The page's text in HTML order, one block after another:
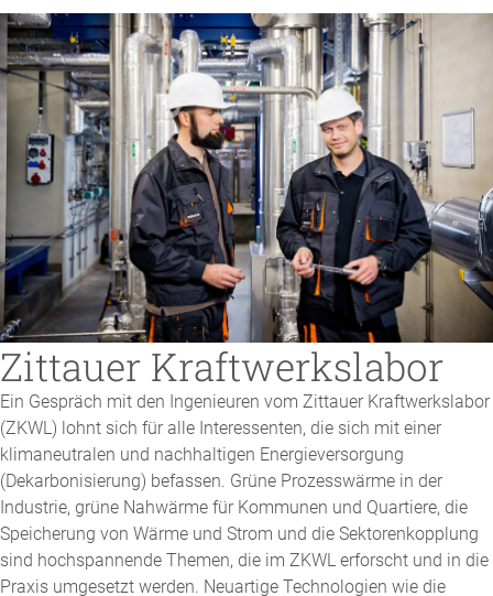
Zittauer Kraftwerkslabor
Ein Gespräch mit den Ingenieuren vom Zittauer Kraftwerkslabor
(ZKWL) lohnt sich für alle Interessenten, die sich mit einer
klimaneutralen und nachhaltigen Energieversorgung
(Dekarbonisierung) befassen. Grüne Prozesswärme in der
Industrie, grüne Nahwärme für Kommunen und Quartiere, die
Speicherung von Wärme und Strom und die Sektorenkopplung
sind hochspannende Themen, die im ZKWL erforscht und in die
Praxis umgesetzt werden. Neuartige Technologien wie die